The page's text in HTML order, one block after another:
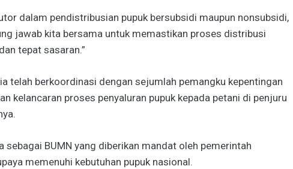
dalam pendistribusian pupuk bersubsidi maupun nonsubsidi,
jawab kita bersama untuk memastikan proses distribusi
tepat sasaran.”
telah berkoordinasi dengan sejumlah pemangku kepentingan
kelancaran proses penyaluran pupuk kepada petani di penjuru
sebagai BUMN yang diberikan mandat oleh pemerintah
memenuhi kebutuhan pupuk nasional.